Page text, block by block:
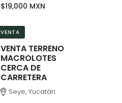
$19,000 MXN
VENTA
VENTA TERRENO
MACROLOTES
CERCA DE
CARRETERA
Seye, Yucatán.